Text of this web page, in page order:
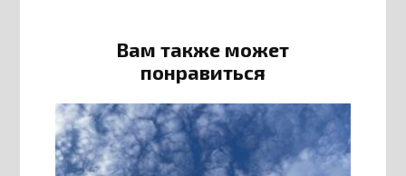
Вам также может
понравиться